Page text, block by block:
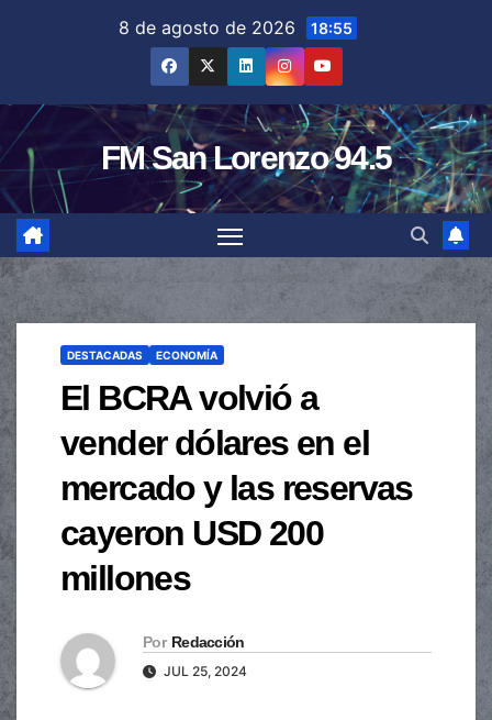
8 de agosto de 2026 18:55
FM San Lorenzo 94.5
DESTACADAS ECONOMÍA
El BCRA volvió a
vender dólares en el
mercado y las reservas
cayeron USD 200
millones
Por Redacción
JUL 25, 2024